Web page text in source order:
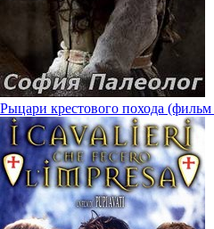
Рыцари крестового похода (фильм